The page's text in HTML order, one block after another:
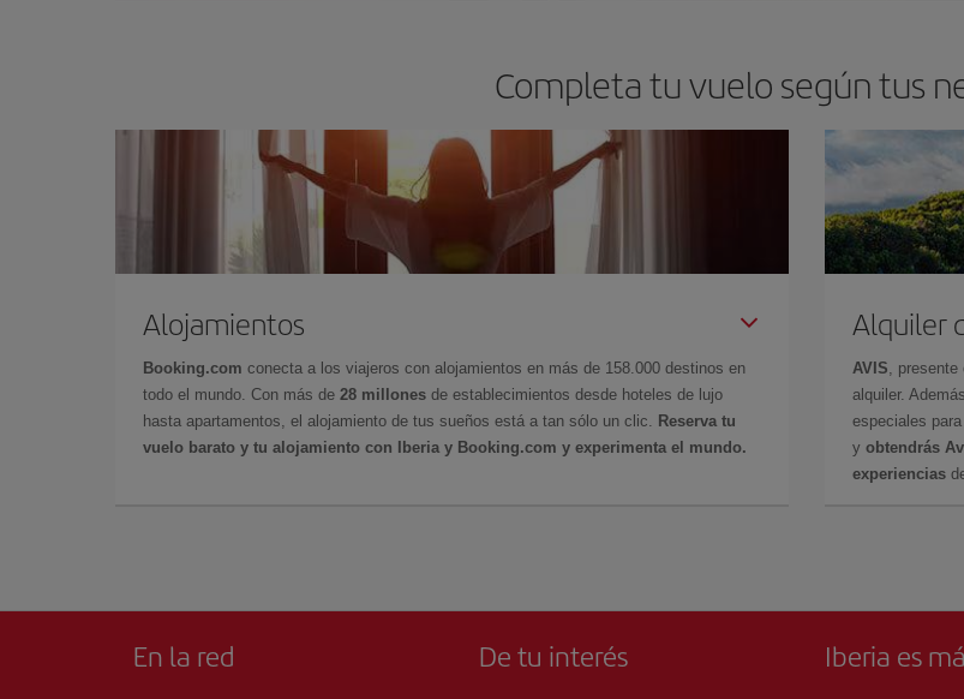
Completa tu vuelo según tus
Alojamientos
Booking.com conecta a los viajeros con alojamientos en más de 158.000 destinos en
todo el mundo. Con más de 28 millones de establecimientos desde hoteles de lujo
hasta apartamentos, el alojamiento de tus sueños está a tan sólo un clic.
Reserva tu
vuelo barato y tu alojamiento con Iberia y Booking.com y experimenta el mundo.
Alquiler
AVIS ,
alquiler.
especiales
y obtendrás
experiencias
En la red De tu interés Iberia es